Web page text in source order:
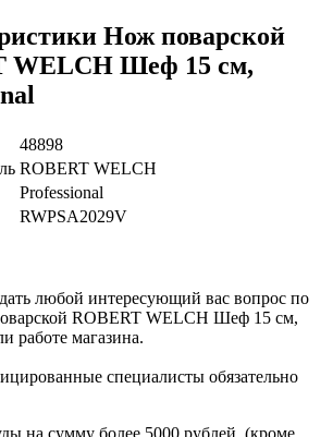
Нож поварской
WELCH Шеф 15 см,
48898
ROBERT WELCH
Professional
RWPSA2029V
любой интересующий вас вопрос по
ROBERT WELCH Шеф 15 см,
работе магазина.
специалисты обязательно
на сумму более 5000 рублей, (кроме